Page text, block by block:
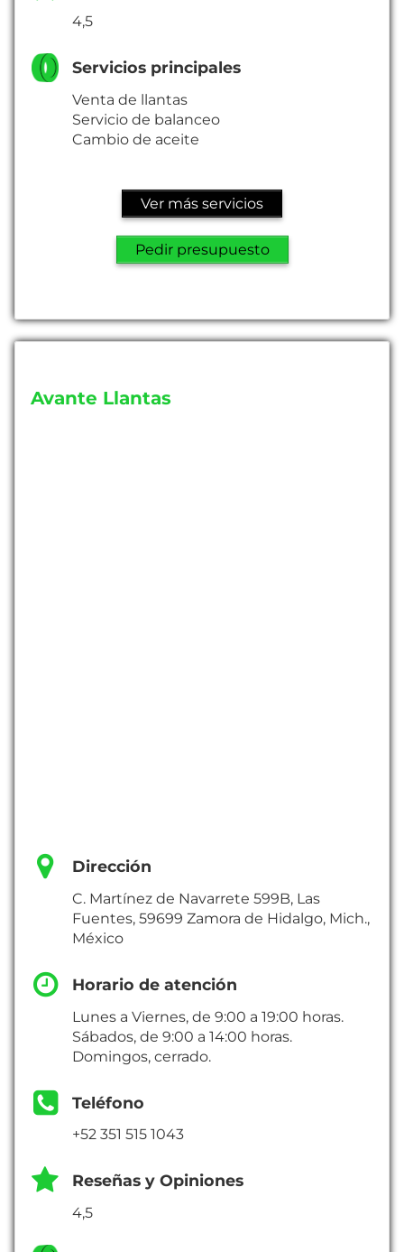
4,5
Servicios principales
Venta de llantas
Servicio de balanceo
Cambio de aceite
Ver más servicios
Pedir presupuesto
Avante Llantas
Dirección
C. Martínez de Navarrete 599B, Las
Fuentes, 59699 Zamora de Hidalgo, Mich.,
México
Horario de atención
Lunes a Viernes, de 9:00 a 19:00 horas.
Sábados, de 9:00 a 14:00 horas.
Domingos, cerrado.
Teléfono
+52 351 515 1043
Reseñas y Opiniones
4,5